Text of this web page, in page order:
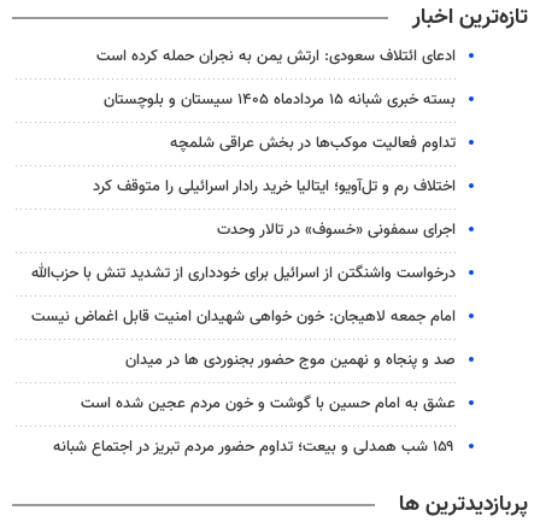
تازه‌ترین اخبار
ادعای ائتلاف سعودی: ارتش یمن به نجران حمله کرده است
بسته خبری شبانه ۱۵ مردادماه ۱۴۰۵ سیستان و بلوچستان
تداوم فعالیت موکب‌ها در بخش عراقی شلمچه
اختلاف رم و تل‌آویو؛ ایتالیا خرید رادار اسرائیلی را متوقف کرد
اجرای سمفونی «خسوف» در تالار وحدت
درخواست واشنگتن از اسرائیل برای خودداری از تشدید تنش با حزب‌‎الله
امام جمعه لاهیجان: خون‌ خواهی شهیدان امنیت قابل اغماض نیست
صد و پنجاه و نهمین موج حضور بجنوردی ها در میدان
عشق به امام حسین با گوشت و خون مردم عجین شده است
۱۵۹ شب همدلی و بیعت؛ تداوم حضور مردم تبریز در اجتماع شبانه
پربازدیدترین ها